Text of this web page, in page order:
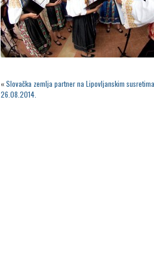
«Slovačka zemlja partner na Lipovljanskim
26.08.2014.